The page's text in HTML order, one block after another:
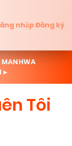
nhậpĐăng ký
MANHWA
▸
Tôi